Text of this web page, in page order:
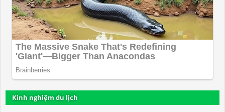
Kinh nghiệm du lịch